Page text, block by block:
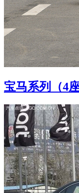
宝马系列（4座